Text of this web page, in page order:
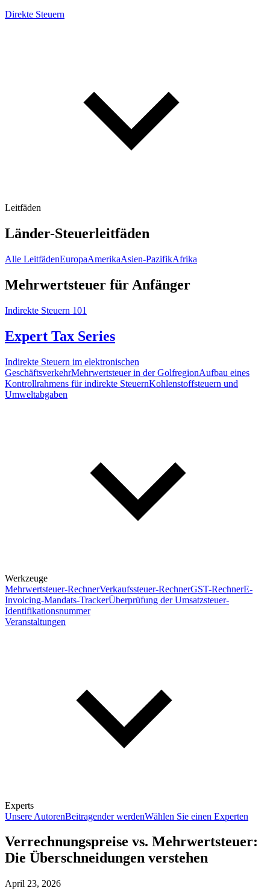
Direkte Steuern
Leitfäden
Länder-Steuerleitfäden
Alle LeitfädenEuropaAmerikaAsien-PazifikAfrika
Mehrwertsteuer für Anfänger
Indirekte Steuern 101
Expert Tax Series
Indirekte Steuern im elektronischen
GeschäftsverkehrMehrwertsteuer in der GolfregionAufbau eines
Kontrollrahmens für indirekte SteuernKohlenstoffsteuern und
Umweltabgaben
Werkzeuge
Mehrwertsteuer-RechnerVerkaufssteuer-RechnerGST-RechnerE-
Invoicing-Mandats-TrackerÜberprüfung der Umsatzsteuer-
Identifikationsnummer
Veranstaltungen
Experts
Unsere AutorenBeitragender werdenWählen Sie einen Experten
Verrechnungspreise vs. Mehrwertsteuer:
Die Überschneidungen verstehen
April 23, 2026